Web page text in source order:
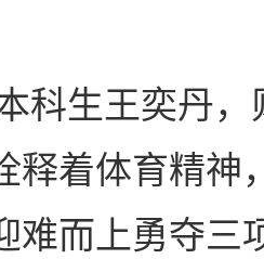
科生王奕丹
释着体育精神
难而上勇夺三